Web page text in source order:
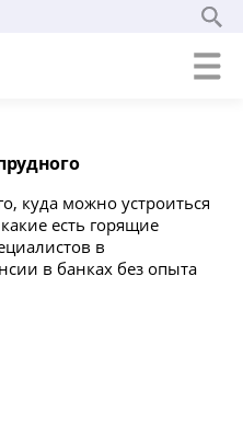
куда можно устроиться
есть горящие
в
в банках без опыта